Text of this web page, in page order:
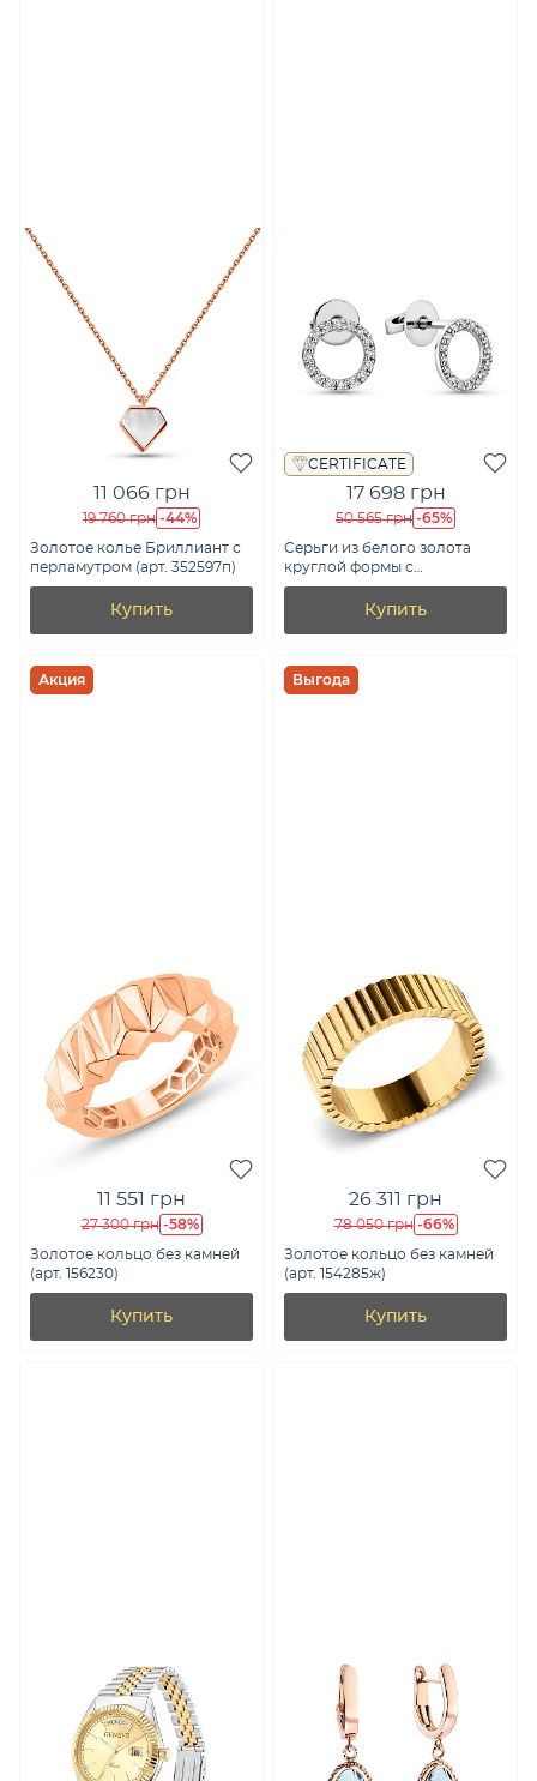
11 066 грн
19 760 грн -44%
Золотое колье Бриллиант с
перламутром (арт. 352597п)
Купить
CERTIFICATE
17 698 грн
50 565 грн -65%
Серьги из белого золота
круглой формы с
бриллиантами (арт.
Т011256015б)Купить
Акция
11 551 грн
27 300 грн -58%
Золотое кольцо без камней
(арт. 156230)
Купить
Выгода
26 311 грн
78 050 грн -66%
Золотое кольцо без камней
(арт. 154285ж)
Купить